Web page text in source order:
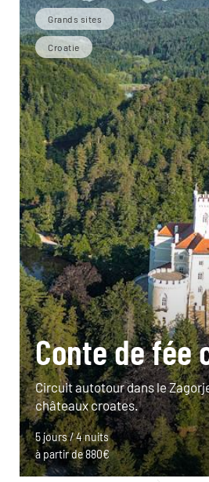
Grands sites
Croatie
Conte de fée
Circuit autotour dans le
châteaux croates.
5 jours / 4 nuits
à partir de 880€